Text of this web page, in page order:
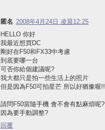
匿名 2008年4月24日 凌晨12:25
HELLO 你好
我最近想買DC
剛好在F50和FX33中考慮
到底要哪一台
可否你給個建議呢?
我大都只是拍一些生活上的照片
但是因為F50可拍星芒 所以好猶豫喔!!
請問F50當隨手機 會不會有點麻煩呢?
因為要手動調整?
回覆